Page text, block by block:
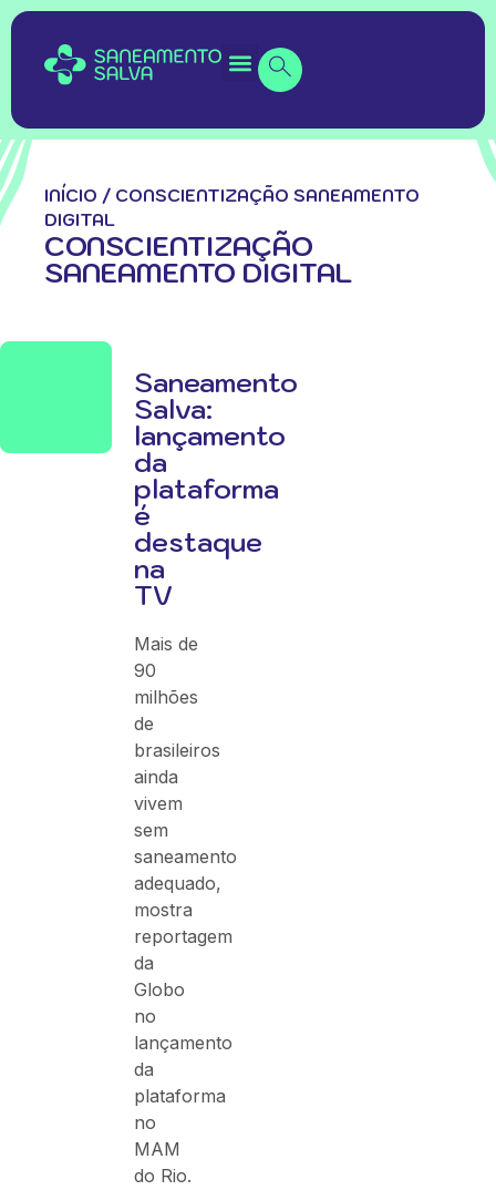
INÍCIO / CONSCIENTIZAÇÃO SANEAMENTO
DIGITAL
CONSCIENTIZAÇÃO
SANEAMENTO DIGITAL
Saneamento
Salva:
lançamento
da
plataforma
é
destaque
na
TV
Mais de
90
milhões
de
brasileiros
ainda
vivem
sem
saneamento
adequado,
mostra
reportagem
da
Globo
no
lançamento
da
plataforma
no
MAM
do Rio.